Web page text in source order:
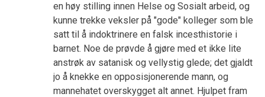
en høy stilling innen Helse og Sosialt arbeid, og
kunne trekke veksler på "gode" kolleger som ble
satt til å indoktrinere en falsk incesthistorie i
barnet. Noe de prøvde å gjøre med et ikke lite
anstrøk av satanisk og vellystig glede; det gjaldt
jo å knekke en opposisjonerende mann, og
mannehatet overskygget alt annet. Hjulpet fram